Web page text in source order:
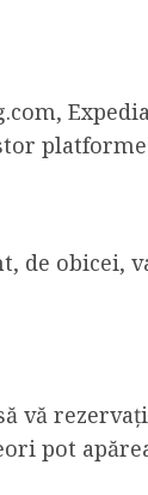
obicei,
vă
pot